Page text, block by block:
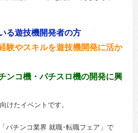
る遊技機開発者の方
験やスキルを遊技機開発に活か
ンコ機・パチスロ機の開発に興
けたイベントです。
パチンコ業界 就職･転職フェア」で